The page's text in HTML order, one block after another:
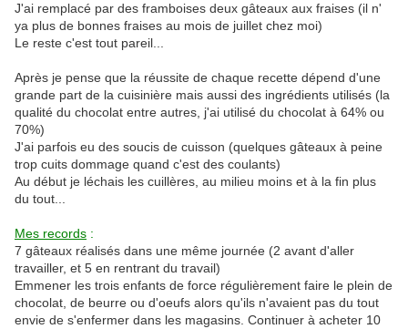
J'ai remplacé par des framboises deux gâteaux aux fraises (il n'
ya plus de bonnes fraises au mois de juillet chez moi)
Le reste c'est tout pareil...
Après je pense que la réussite de chaque recette dépend d'une
grande part de la cuisinière mais aussi des ingrédients utilisés (la
qualité du chocolat entre autres, j'ai utilisé du chocolat à 64% ou
70%)
J'ai parfois eu des soucis de cuisson (quelques gâteaux à peine
trop cuits dommage quand c'est des coulants)
Au début je léchais les cuillères, au milieu moins et à la fin plus
du tout...
Mes records :
7 gâteaux réalisés dans une même journée (2 avant d'aller
travailler, et 5 en rentrant du travail)
Emmener les trois enfants de force régulièrement faire le plein de
chocolat, de beurre ou d'oeufs alors qu'ils n'avaient pas du tout
envie de s'enfermer dans les magasins. Continuer à acheter 10